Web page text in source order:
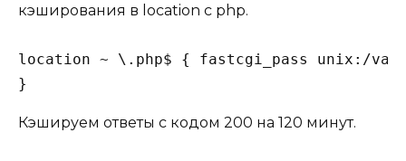
кэширования в location с php.
location ~ \.php$ { fastcgi_pass unix:/var/
}
Кэшируем ответы с кодом 200 на 120 минут.